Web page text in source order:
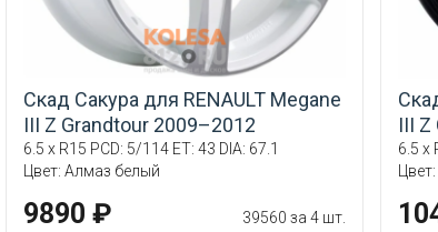
Скад Сакура для RENAULT Megane
III Z Grandtour 2009–2012
6.5 x R15 PCD: 5/114 ET: 43 DIA: 67.1
Цвет: Алмаз белый
9890 ₽ 39560 за 4 шт.
III
6.5 x